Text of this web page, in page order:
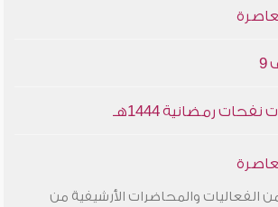
9
رمضانية 1444هـ
الفعاليات والمحاضرات الأرشيفية من